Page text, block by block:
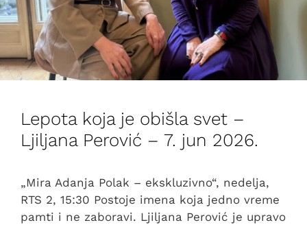
Lepota koja je obišla svet –
Ljiljana Perović – 7. jun 2026.
„Mira Adanja Polak – ekskluzivno“, nedelja,
RTS 2, 15:30 Postoje imena koja jedno vreme
pamti i ne zaboravi. Ljiljana Perović je upravo